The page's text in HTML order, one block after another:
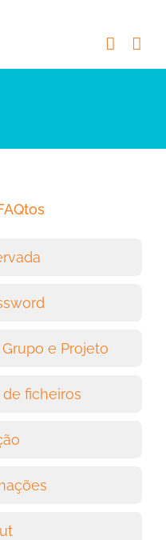
e Projeto
ficheiros